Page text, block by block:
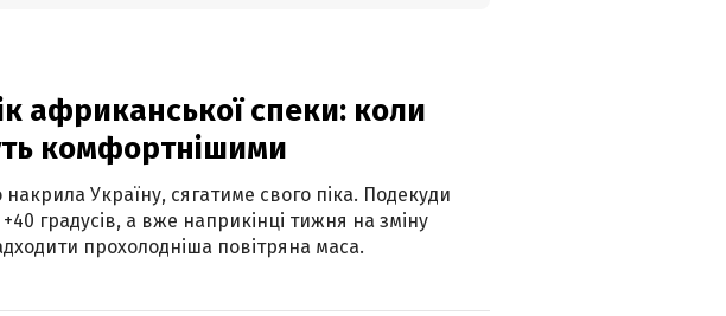
африканської спеки: коли
комфортнішими
Україну, сягатиме свого піка. Подекуди
градусів, а вже наприкінці тижня на зміну
прохолодніша повітряна маса.